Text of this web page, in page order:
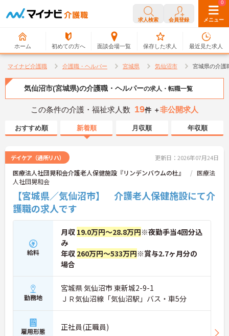
求人検索 会員登録 メニュー
ホーム 初めての方へ 面談会場一覧
0
保存した求人
0
最近見た求人
マイナビ介護職 介護職・ヘルパー 宮城県 気仙沼市 宮城県の介護
気仙沼市(宮城県)の介護職・ヘルパーの求人・転職一覧
この条件の介護・福祉求人数 19件 ＋非公開求人
おすすめ順 新着順 月収順 年収順
デイケア（通所リハ） 更新日：2026年07月24日
医療法人社団晃和会介護老人保健施設『リンデンバウムの杜』
医療法
人社団晃和会
【宮城県／気仙沼市】 介護老人保健施設にて介
護職の求人です
給料
月収 19.0万円～28.8万円※夜勤手当4回分込
み
年収 260万円～533万円※賞与2.7ヶ月分の
場合
勤務地
宮城県 気仙沼市 東新城2-9-1
ＪＲ気仙沼線「気仙沼駅」バス・車5分
雇用形態 正社員(正職員)